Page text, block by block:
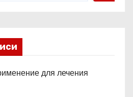
для лечения